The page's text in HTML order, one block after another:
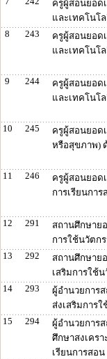
ครูผู้สอนยอด
และเทคโนโ
8
243
ครูผู้สอนยอด
และเทคโนโ
9 244
ครูผู้สอนยอด
และเทคโนโ
10 245
ครูผู้สอนยอด
หรือสุขภาพ)
11 246
ครูผู้สอนยอด
การเรียนการ
12 291
สถานศึกษาย
การใช้นวัตก
13
292
สถานศึกษาย
เสริมการใช้
14
293
ผู้อำนวยการ
ส่งเสริมการ
15
294
ผู้อำนวยการ
ศึกษาสงเคร
เรียนการสอน